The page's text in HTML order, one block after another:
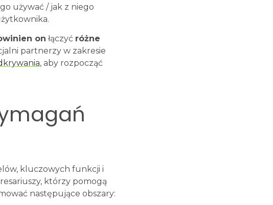
używać / jak z niego
on łączyć różne
partnerzy w zakresie
, aby rozpocząć
kluczowych funkcji i
którzy pomogą
następujące obszary: